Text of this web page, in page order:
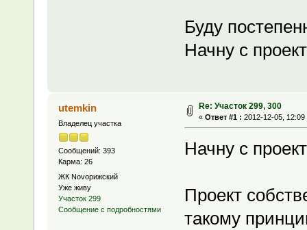
Буду
Начну с
utemkin
Владелец участка
Сообщений: 393
Карма: 26
ЖК Novoрижский
Уже живу
Участок 299
Сообщение с подробностями
Re: Участок 299, 300
« Ответ #1 : 2012-12-05, 12:09
Начну с
Проект
такому